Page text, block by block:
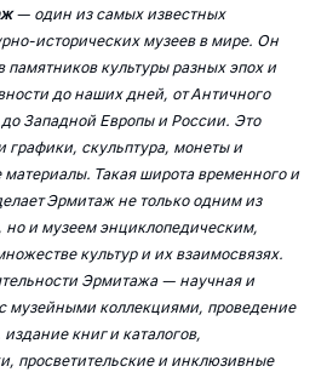
— один из самых известных
исторических музеев в мире. Он
памятников культуры разных эпох и
до наших дней, от Античного
Западной Европы и России. Это
графики, скульптура, монеты и
Такая широта временного и
Эрмитаж не только одним из
и музеем энциклопедическим,
культур и их взаимосвязях.
Эрмитажа — научная и
музейными коллекциями, проведение
книг и каталогов,
просветительские и инклюзивные